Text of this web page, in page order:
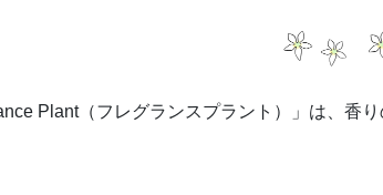
Plant（フレグランスプラント）」は、香